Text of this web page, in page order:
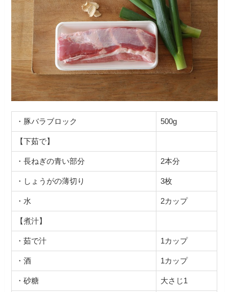
・豚バラブロック 500g
【下茹で】
・長ねぎの青い部分 2本分
・しょうがの薄切り 3枚
・水 2カップ
【煮汁】
・茹で汁 1カップ
・酒 1カップ
・砂糖 大さじ1